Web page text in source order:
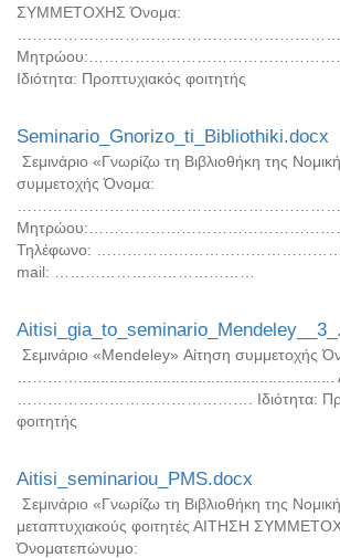
ΣΥΜΜΕΤΟΧΗΣ Όνομα:
Ιδιότητα: Προπτυχιακός φοιτητής
Seminario_Gnorizo_ti_Bibliothiki.docx
Σεμινάριο «Γνωρίζω τη Βιβλιοθήκη της
συμμετοχής Όνομα:
Τηλέφωνο:
mail: …………………………………
Σεμινάριο «Mendeley» Αίτηση συμμετοχής
…………..........................................................
………………………………………. Ιδιότητα:
φοιτητής
Aitisi_seminariou_PMS.docx
Σεμινάριο «Γνωρίζω τη Βιβλιοθήκη της
μεταπτυχιακούς φοιτητές ΑΙΤΗΣΗ
Όνοματεπώνυμο: